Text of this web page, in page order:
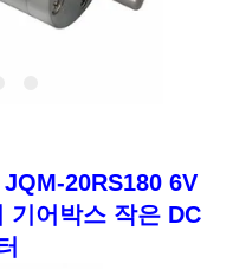
20RS180 6V
기어박스 작은 DC